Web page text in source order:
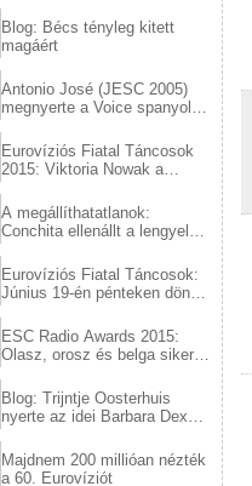
Blog: Bécs tényleg kitett
magáért
Antonio José (JESC 2005)
megnyerte a Voice spanyol
Eurovíziós Fiatal Táncosok
2015: Viktoria Nowak a
A megállíthatatlanok:
Conchita ellenállt a lengyel
Eurovíziós Fiatal Táncosok:
Június 19-én pénteken döntő
ESC Radio Awards 2015:
Olasz, orosz és belga siker,
Blog: Trijntje Oosterhuis
nyerte az idei Barbara Dex
Majdnem 200 millióan nézték
a 60. Eurovíziót